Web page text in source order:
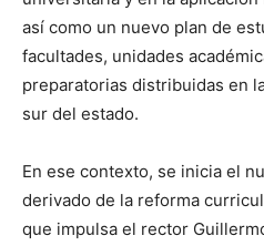
así como un nuevo plan de
facultades, unidades
preparatorias distribuidas en
sur del estado.
En ese contexto, se inicia el
derivado de la reforma
que impulsa el rector